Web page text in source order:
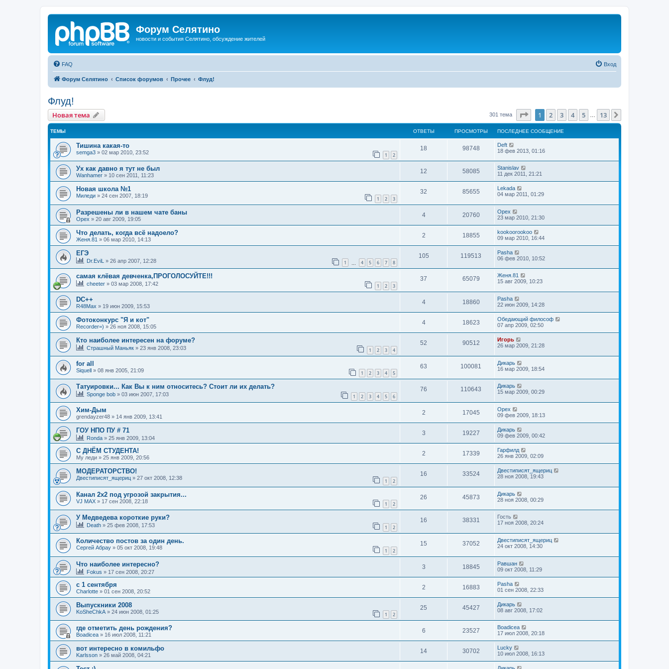
Форум Селятино
новости и события Селятино, обсуждение жителей
FAQ Вход
Форум Селятино Список форумов Прочее Флуд!
Флуд!
Новая тема 301 тема Страница1 из 13
1 2 3 4 5 13
ТЕМЫ ОТВЕТЫ ПРОСМОТРЫ ПОСЛЕДНЕЕ СООБЩЕНИЕ
Тишина какая-то
semga3 » 02 мар 2010, 23:52 1 2
18 98748
Deft
18 фев 2013, 01:16
Ух как давно я тут не был
Wanhamer » 10 сен 2011, 11:23
12 58085
Stanislav
11 дек 2011, 21:21
Новая школа №1
Миледи » 24 сен 2007, 18:19 1 2 3
32 85655
Lekada
04 мар 2011, 01:29
Разрешены ли в нашем чате баны
Орех » 20 авг 2009, 19:05
4 20760
Орех
23 мар 2010, 21:30
Что делать, когда всё надоело?
Женя.81 » 06 мар 2010, 14:13
2 18855
kookoorookoo
09 мар 2010, 16:44
ЕГЭ
Dr.EviL » 26 апр 2007, 12:28 1 4 5 6 7 8
105 119513
Pasha
06 фев 2010, 10:52
самая клёвая девченка,ПРОГОЛОСУЙТЕ!!!
cheeter » 03 мар 2008, 17:42 1 2 3
37 65079
Женя.81
15 авг 2009, 10:23
DC++
R48Max » 19 июн 2009, 15:53
4 18860
Pasha
22 июн 2009, 14:28
Фотоконкурс "Я и кот"
Recorder=) » 26 ноя 2008, 15:05
4 18623
Обедающий философ
07 апр 2009, 02:50
Кто наиболее интересен на форуме?
Страшный Маньяк » 23 янв 2008, 23:03 1 2 3 4
52 90512
Игорь
26 мар 2009, 21:28
for all
Siquell » 08 янв 2005, 21:09 1 2 3 4 5
63 100081
Дикарь
16 мар 2009, 18:54
Татуировки... Как Вы к ним относитесь? Стоит ли их делать?
Sponge bob » 03 июн 2007, 17:03 1 2 3 4 5 6
76 110643
Дикарь
15 мар 2009, 00:29
Хим-Дым
grendayzer48 » 14 янв 2009, 13:41
2 17045
Орех
09 фев 2009, 18:13
ГОУ НПО ПУ # 71
Ronda » 25 янв 2009, 13:04
3 19227
Дикарь
09 фев 2009, 00:42
С ДНЁМ СТУДЕНТА!
My леди » 25 янв 2009, 20:56
2 17339
Гарфилд
26 янв 2009, 02:09
МОДЕРАТОРСТВО!
Двестиписят_ящериц » 27 окт 2008, 12:38 1 2
16 33524
Двестиписят_ящериц
28 ноя 2008, 19:43
Канал 2х2 под угрозой закрытия...
VJ MAX » 17 сен 2008, 22:18 1 2
26 45873
Дикарь
28 ноя 2008, 00:29
У Медведева короткие руки?
Death » 25 фев 2008, 17:53 1 2
16 38331
Гость
17 ноя 2008, 20:24
Количество постов за один день.
Сергей Абрау » 05 окт 2008, 19:48 1 2
15 37052
Двестиписят_ящериц
24 окт 2008, 14:30
Что наиболее интересно?
Fokus » 17 сен 2008, 20:27
3 18845
Равшан
09 окт 2008, 11:29
с 1 сентября
Charlotte » 01 сен 2008, 20:52
2 16883
Pasha
01 сен 2008, 22:33
Выпускники 2008
KoSheChkA » 24 июн 2008, 01:25 1 2
25 45427
Дикарь
08 авг 2008, 17:02
где отметить день рождения?
Boadicea » 16 июл 2008, 11:21
6 23527
Boadicea
17 июл 2008, 20:18
вот интересно в комильфо
Karlsson » 26 май 2008, 04:21
14 30702
Lucky
10 июл 2008, 16:13